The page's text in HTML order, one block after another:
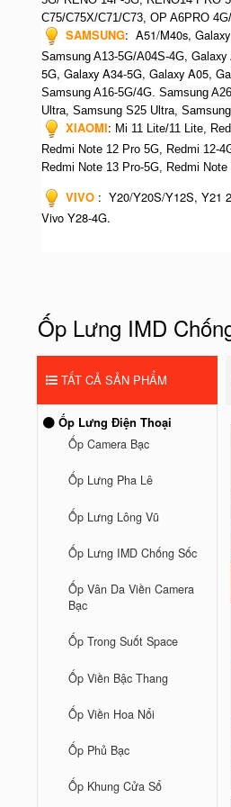
C75/C75X/C71/C73, OP A6PRO
SAMSUNG: A51/M40s,
Samsung A13-5G/A04S-4G, Galaxy
5G, Galaxy A34-5G, Galaxy A05,
Samsung A16-5G/4G. Samsung
Ultra, Samsung S25 Ultra,
XIAOMI: Mi 11 Lite/11 Lite,
Redmi Note 12 Pro 5G, Redmi 12-
Redmi Note 13 Pro-5G, Redmi
VIVO : Y20/Y20S/Y12S, Y21
Vivo Y28-4G.
Ốp Lưng IMD
TẤT CẢ SẢN PHẨM
Ốp Lưng Điện Thoại
Ốp Camera Bạc
Ốp Lưng Pha Lê
Ốp Lưng Lông Vũ
Ốp Lưng IMD Chống Sốc
Ốp Vân Da Viền Camera
Bạc
Ốp Trong Suốt Space
Ốp Viền Bậc Thang
Ốp Viền Hoa Nổi
Ốp Phủ Bạc
Ốp Khung Cửa Sổ